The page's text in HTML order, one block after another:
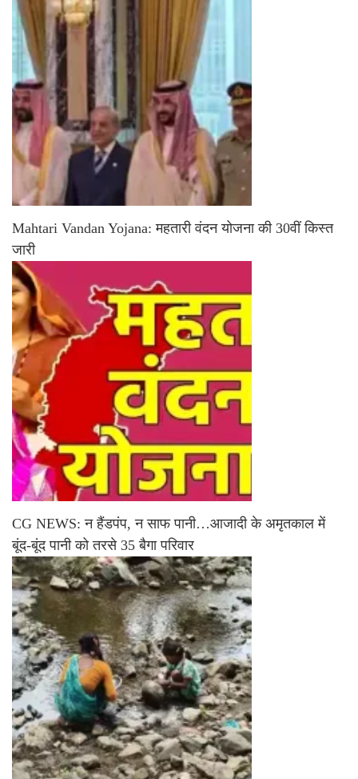
Mahtari Vandan Yojana: महतारी वंदन योजना की 30वीं किस्त
जारी
CG NEWS: न हैंडपंप, न साफ पानी…आजादी के अमृतकाल में
बूंद-बूंद पानी को तरसे 35 बैगा परिवार